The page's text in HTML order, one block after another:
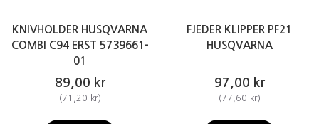
KNIVHOLDER HUSQVARNA
COMBI C94 ERST 5739661-
01
89,00 kr
(71,20 kr)
FJEDER KLIPPER PF21
HUSQVARNA
97,00 kr
(77,60 kr)